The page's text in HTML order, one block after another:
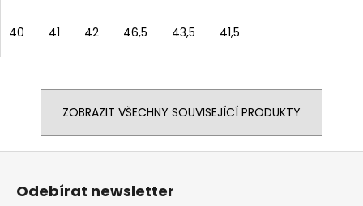
40 41 42 46,5 43,5 41,5
ZOBRAZIT VŠECHNY SOUVISEJÍCÍ PRODUKTY
Odebírat newsletter